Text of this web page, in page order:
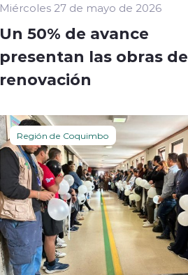
Miércoles 27 de mayo de 2026
Un 50% de avance
presentan las obras de
renovación
Región de Coquimbo